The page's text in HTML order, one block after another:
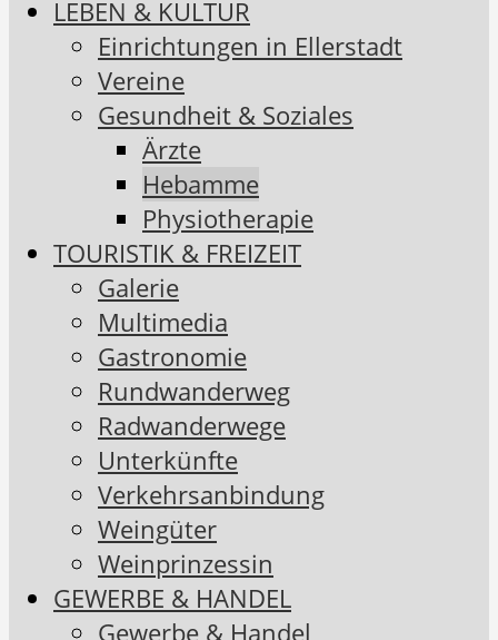
LEBEN & KULTUR
Einrichtungen in Ellerstadt
Vereine
Gesundheit & Soziales
Ärzte
Hebamme
Physiotherapie
TOURISTIK & FREIZEIT
Galerie
Multimedia
Gastronomie
Rundwanderweg
Radwanderwege
Unterkünfte
Verkehrsanbindung
Weingüter
Weinprinzessin
GEWERBE & HANDEL